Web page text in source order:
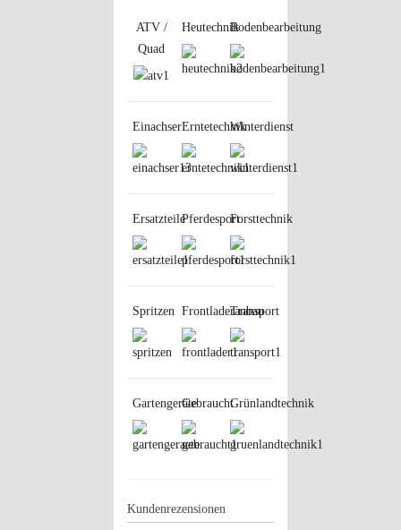
ATV /
Quad
HeutechnikBodenbearbeitung
EinachserErntetechnikWinterdienst
ErsatzteilePferdesportForsttechnik
Spritzen Frontladeranbau
Transport
GartengeräteGebrauchtGrünlandtechnik
Kundenrezensionen